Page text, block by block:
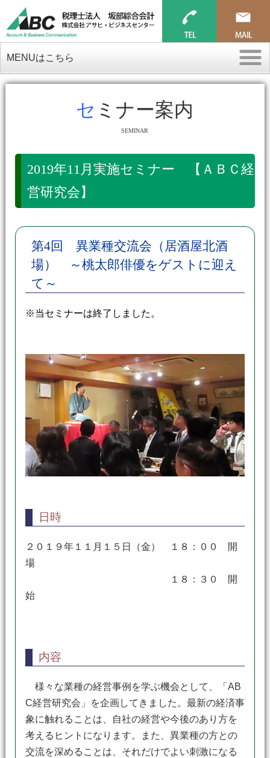
MENUはこちら
セミナー案内
SEMINAR
2019年11月実施セミナー 【ＡＢＣ経
営研究会】
第4回 異業種交流会（居酒屋北酒
場） ～桃太郎俳優をゲストに迎え
て～
※当セミナーは終了しました。
日時
２０１９年１１月１５日（金） １８：００ 開
場
１８：３０ 開
始
内容
様々な業種の経営事例を学ぶ機会として、「AB
C経営研究会」を企画してきました。最新の経済事
象に触れることは、自社の経営や今後のあり方を
考えるヒントになります。また、異業種の方との
交流を深めることは、それだけでよい刺激になる